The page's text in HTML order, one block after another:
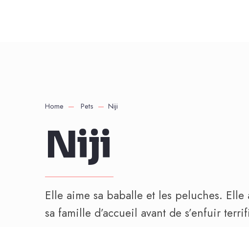
Home Pets Niji
Niji
Elle aime sa baballe et les peluches. Elle
sa famille d’accueil avant de s’enfuir